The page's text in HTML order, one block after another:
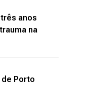
anos
na
Porto